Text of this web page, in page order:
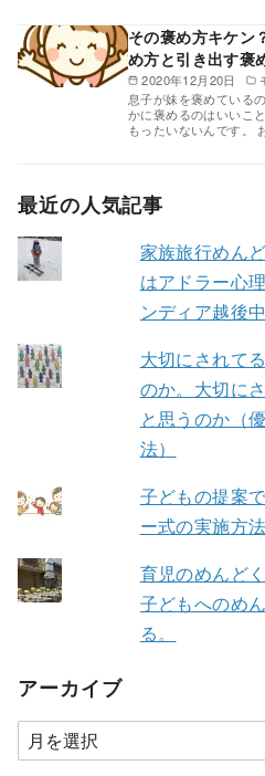
2020年12月20日
その褒め方キケン
め方と引き出す褒
息子が妹を褒めている
かに褒めるのはいいこ
もったいないんです。
最近の人気記事
家族旅行めん
はアドラー心
ンディア越後
大切にされて
のか。大切に
と思うのか（
法）
子どもの提案
ー式の実施方
育児のめんど
子どもへのめ
る。
アーカイブ